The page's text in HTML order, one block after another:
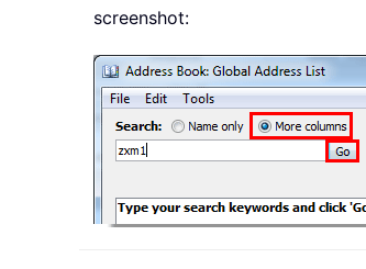
screenshot: